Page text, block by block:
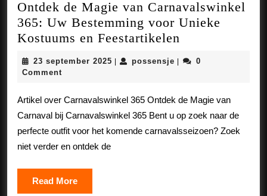
Ontdek de Magie van Carnavalswinkel
365: Uw Bestemming voor Unieke
Kostuums en Feestartikelen
Magie
365:
Uw
23 september 2025 23
possensje possensje
0
Comment
Artikel over Carnavalswinkel 365 Ontdek de Magie van
Carnaval bij Carnavalswinkel 365 Bent u op zoek naar de
perfecte outfit voor het komende carnavalsseizoen? Zoek
niet verder en ontdek de
Read MoreRead
More